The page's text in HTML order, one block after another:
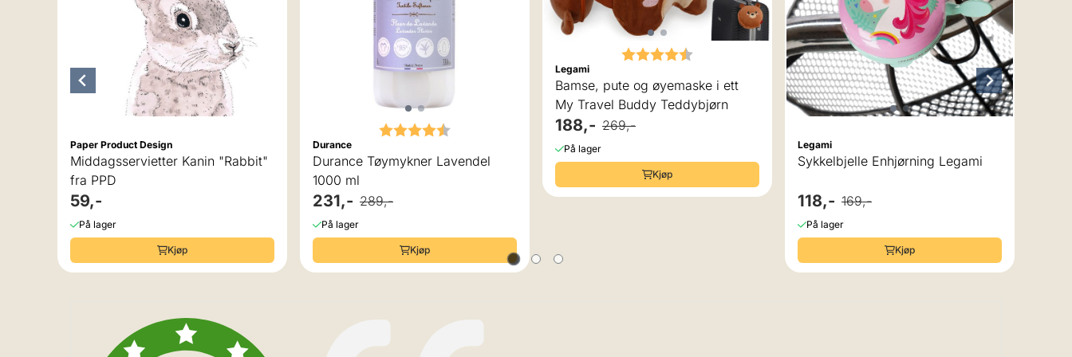
Paper Product Design
Middagsservietter Kanin "Rabbit"
fra PPD
59,-
På lager
Kjøp
Karakter:
Durance
Durance Tøymykner Lavendel
1000 ml
231,- 289,-
På lager
Kjøp
Karakter:
Legami
Bamse, pute og øyemaske i ett
My Travel Buddy Teddybjørn
188,- 269,-
På lager
Kjøp
Legami
Sykkelbjelle Enhjørning Legami
118,- 169,-
På lager
Kjøp